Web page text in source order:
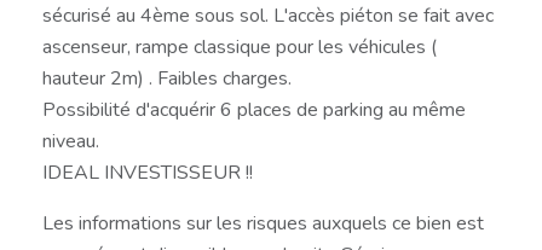
sécurisé au 4ème sous sol. L'accès piéton se fait avec
ascenseur, rampe classique pour les véhicules (
hauteur 2m) . Faibles charges.
Possibilité d'acquérir 6 places de parking au même
niveau.
IDEAL INVESTISSEUR !!
Les informations sur les risques auxquels ce bien est